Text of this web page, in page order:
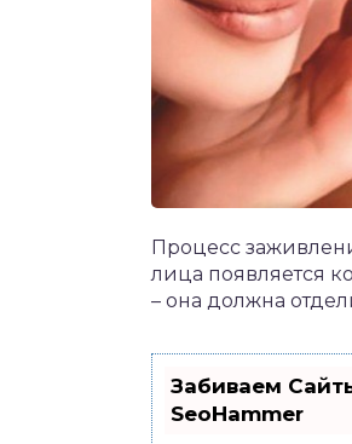
Процесс
лица появляется
– она должна
Забиваем
SeoHammer